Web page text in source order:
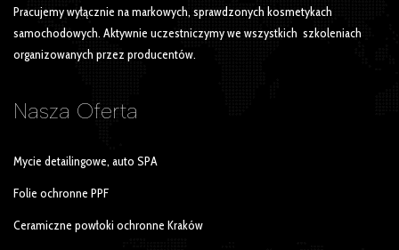
Pracujemy wyłącznie na markowych, sprawdzonych kosmetykach
samochodowych. Aktywnie uczestniczymy we wszystkich szkoleniach
organizowanych przez producentów.
Nasza Oferta
Mycie detailingowe, auto SPA
Folie ochronne PPF
Ceramiczne powłoki ochronne Kraków